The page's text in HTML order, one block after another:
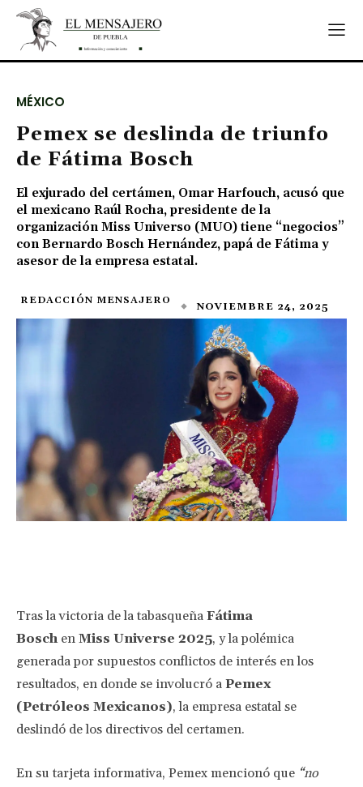
MÉXICO
Pemex se deslinda de triunfo
de Fátima Bosch
El exjurado del certámen, Omar Harfouch, acusó que
el mexicano Raúl Rocha, presidente de la
organización Miss Universo (MUO) tiene “negocios”
con Bernardo Bosch Hernández, papá de Fátima y
asesor de la empresa estatal.
REDACCIÓN MENSAJERO NOVIEMBRE 24, 2025
Tras la victoria de la tabasqueña Fátima
Boschen Miss Universe 2025, y la polémica
generada por supuestos conflictos de interés en los
resultados, en donde se involucró a Pemex
(Petróleos Mexicanos), la empresa estatal se
deslindó de los directivos del certamen.
En su tarjeta informativa, Pemex mencionó que “no